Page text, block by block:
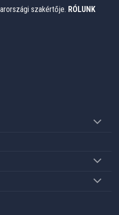
szakértője. RÓLUNK